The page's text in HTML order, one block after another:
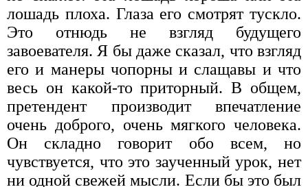
лошадь плоха. Глаза его смотрят тускло.
Это отнюдь не взгляд будущего
завоевателя. Я бы даже сказал, что взгляд
его и манеры чопорны и слащавы и что
весь он какой-то приторный. В общем,
претендент производит впечатление
очень доброго, очень мягкого человека.
Он складно говорит обо всем, но
чувствуется, что это заученный урок, нет
ни одной свежей мысли. Если бы это был